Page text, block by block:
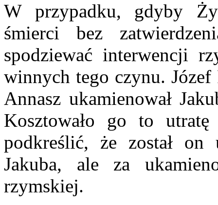
W przypadku, gdyby
śmierci bez
spodziewać interwencji
winnych tego czynu.
Annasz ukamienował
Kosztowało go to utratę
podkreślić, że został on
Jakuba, ale za
rzymskiej.